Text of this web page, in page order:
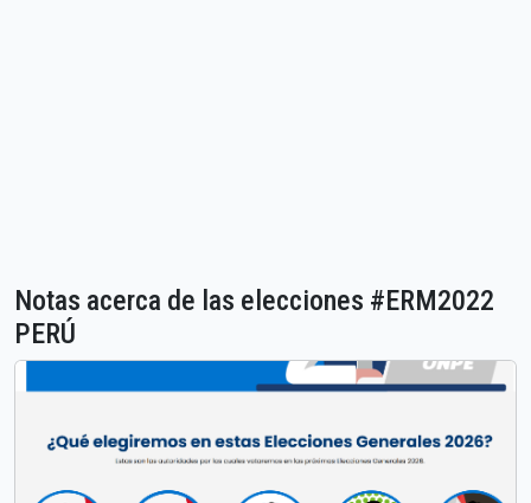
Notas acerca de las elecciones #ERM2022
PERÚ